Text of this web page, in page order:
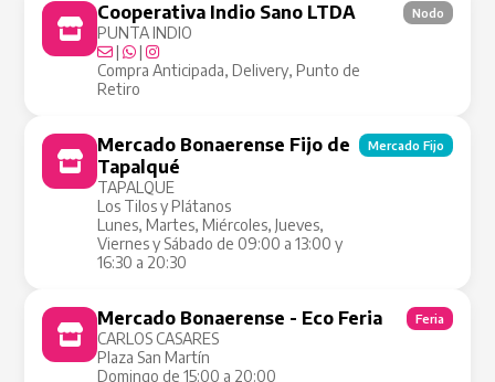
Cooperativa Indio Sano LTDA
PUNTA INDIO
|
|
Compra Anticipada, Delivery, Punto de
Retiro
Nodo
Mercado Bonaerense Fijo de
Tapalqué
TAPALQUE
Los Tilos y Plátanos
Lunes, Martes, Miércoles, Jueves,
Viernes y Sábado de 09:00 a 13:00 y
16:30 a 20:30
Mercado Fijo
Mercado Bonaerense - Eco Feria
CARLOS CASARES
Plaza San Martín
Domingo de 15:00 a 20:00
Feria